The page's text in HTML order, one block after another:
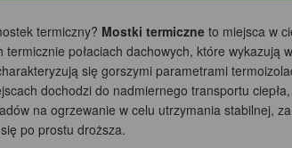
termiczny? Mostki termiczneto miejsca w
termicznie połaciach dachowych, które wykazują
się gorszymi parametrami
dochodzi do nadmiernego transportu
na ogrzewanie w celu utrzymania stabilnej,
po prostu droższa.